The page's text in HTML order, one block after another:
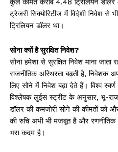
कुल कीमत करीब 4.48 ट्रिलियन
ट्रेजरी सिक्योरिटीज में विदेशी निवेश से
ट्रिलियन डॉलर था।
सोना क्यों है सुरक्षित निवेश?
सोना हमेशा से सुरक्षित निवेश माना जाता
राजनीतिक अस्थिरता बढ़ती है, निवेशक
लिए सोने में निवेश बढ़ा देते हैं। विश्व स्वर्ण
विश्लेषक लुईस स्ट्रीट के अनुसार, भू-
डॉलर की कमजोरी सोने की कीमतों को
की रुचि अभी भी मजबूत है और
भरा कदम है।